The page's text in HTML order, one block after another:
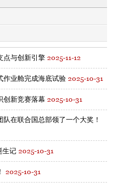
点与创新引擎 2025-11-12
作业舱完成海底试验 2025-10-31
创新竞赛落幕 2025-10-31
在联合国总部领了一个大奖！
生记 2025-10-31
2025-10-31